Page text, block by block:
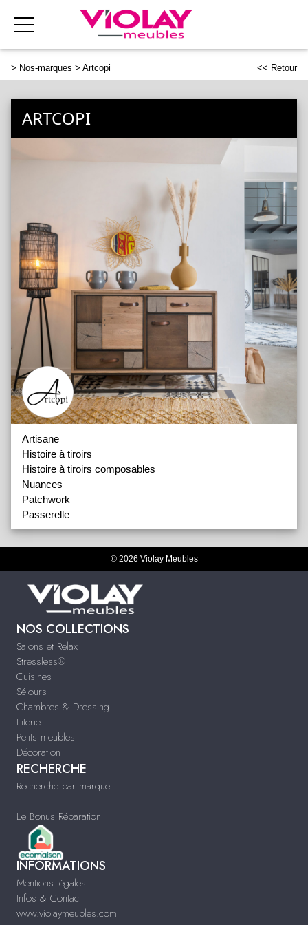
> Nos-marques > Artcopi << Retour
ARTCOPI
Artisane
Histoire à tiroirs
Histoire à tiroirs composables
Nuances
Patchwork
Passerelle
© 2026 Violay Meubles
NOS COLLECTIONS
Salons et Relax
Stressless®
Cuisines
Séjours
Chambres & Dressing
Literie
Petits meubles
Décoration
RECHERCHE
Recherche par marque
Le Bonus Réparation
INFORMATIONS
Mentions légales
Infos & Contact
www.violaymeubles.com